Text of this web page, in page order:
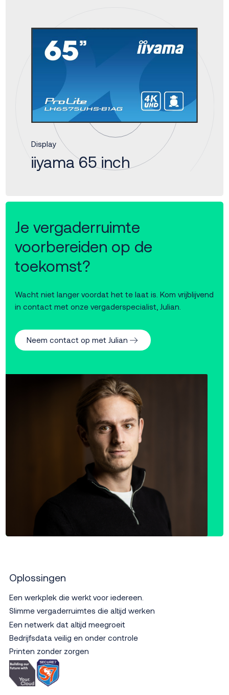
Display
iiyama 65 inch
Je vergaderruimte
voorbereiden op de
toekomst?
Wacht niet langer voordat het te laat is. Kom vrijblijvend
in contact met onze vergaderspecialist, Julian.
Neem contact op met Julian
Oplossingen
Een werkplek die werkt voor iedereen.
Slimme vergaderruimtes die altijd werken
Een netwerk dat altijd meegroeit
Bedrijfsdata veilig en onder controle
Printen zonder zorgen